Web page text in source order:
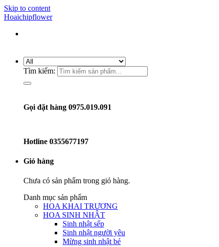
Skip to content
Hoaichipflower
Tìm kiếm:
Gọi đặt hàng 0975.019.091
Hotline 0355677197
Giỏ hàng
Chưa có sản phẩm trong giỏ hàng.
Danh mục sản phẩm
HOA KHAI TRƯƠNG
HOA SINH NHẬT
Sinh nhật sếp
Sinh nhật người yêu
Mừng sinh nhật bé